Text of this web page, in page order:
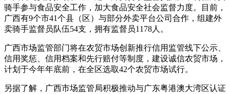
骑手参与食品安全工作，加大食品安全社会监督力度。目前，
广西有9个市41个县（区）与部分外卖平台公司合作，组建外
卖骑手监督员队伍54支，拥有监督员1178人。
广西市场监管部门将在农贸市场创新推行信用监管线下公示、
信用奖惩、信用档案和先行赔付等制度，建设诚信农贸市场，
计划于今年年底前，在全区选取42个农贸市场试行。
另据了解，广西市场监管局积极推动与广东粤港澳大湾区认证